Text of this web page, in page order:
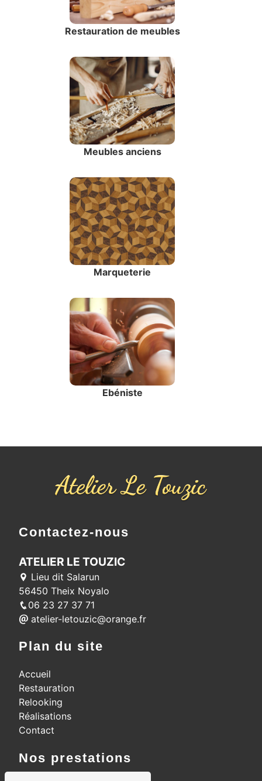
Restauration de meubles
Meubles anciens
Marqueterie
Ebéniste
Contactez-nous
ATELIER LE TOUZIC
Lieu dit Salarun
56450 Theix Noyalo
06 23 27 37 71
atelier-letouzic@orange.fr
Plan du site
Accueil
Restauration
Relooking
Réalisations
Contact
Nos prestations